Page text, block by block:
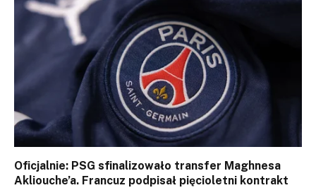
Oficjalnie: PSG sfinalizowało transfer Maghnesa
Akliouche’a. Francuz podpisał pięcioletni kontrakt